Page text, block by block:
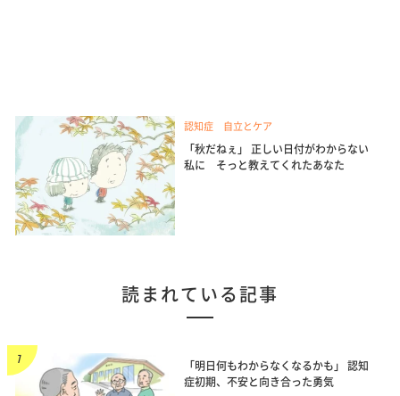
認知症 自立とケア
「秋だねぇ」 正しい日付がわからない
私に そっと教えてくれたあなた
読まれている記事
「明日何もわからなくなるかも」 認知
症初期、不安と向き合った勇気